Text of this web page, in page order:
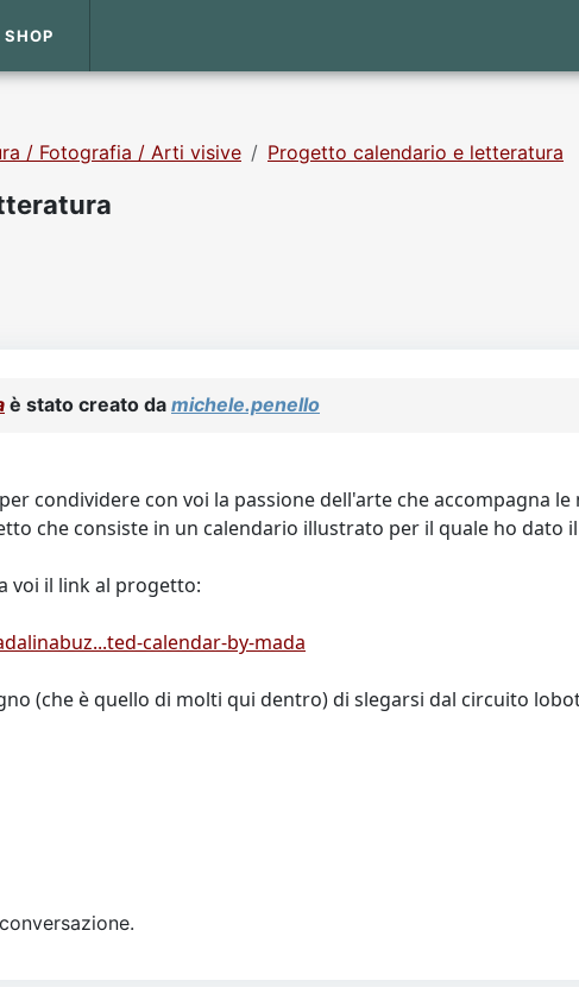
SHOP
/ Fotografia / Arti visive Progetto calendario e letteratura
è stato creato da michele.penello
condividere con voi la passione dell'arte che accompagna
che consiste in un calendario illustrato per il quale ho
voi il link al progetto:
calendar-by-mada
(che è quello di molti qui dentro) di slegarsi dal circuito